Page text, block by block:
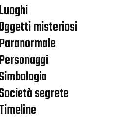
misteriosi
segrete